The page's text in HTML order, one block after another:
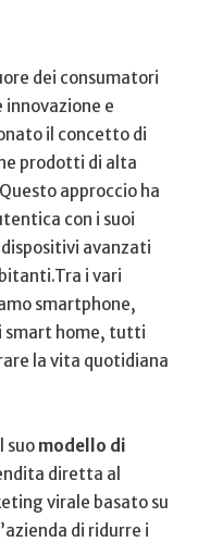
‌dei consumatori
innovazione​ e
il⁤ concetto di
prodotti di alta
​approccio ha
con i suoi
‍avanzati
i‍ vari
smartphone,
smart home, tutti
la vita quotidiana
⁣suo modello di
diretta al
virale basato su⁤
di ridurre i